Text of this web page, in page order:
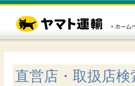
直営店・取扱店検